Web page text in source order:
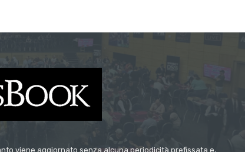
viene aggiornato senza alcuna periodicità prefissata e,